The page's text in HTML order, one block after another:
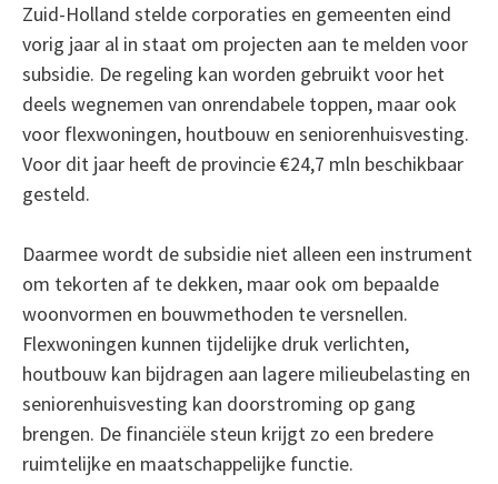
Zuid-Holland stelde corporaties en gemeenten eind
vorig jaar al in staat om projecten aan te melden voor
subsidie. De regeling kan worden gebruikt voor het
deels wegnemen van onrendabele toppen, maar ook
voor flexwoningen, houtbouw en seniorenhuisvesting.
Voor dit jaar heeft de provincie €24,7 mln beschikbaar
gesteld.
Daarmee wordt de subsidie niet alleen een instrument
om tekorten af te dekken, maar ook om bepaalde
woonvormen en bouwmethoden te versnellen.
Flexwoningen kunnen tijdelijke druk verlichten,
houtbouw kan bijdragen aan lagere milieubelasting en
seniorenhuisvesting kan doorstroming op gang
brengen. De financiële steun krijgt zo een bredere
ruimtelijke en maatschappelijke functie.